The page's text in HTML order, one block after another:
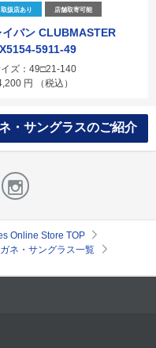
取扱店あり 店舗取寄可能
イバン CLUBMASTER
5911-49
ズ：49□21-140
円 （税込）
・サングラスのご紹介
Online Store TOP
ネ・サングラス一覧